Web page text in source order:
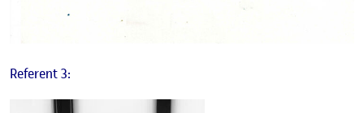
Referent 3: